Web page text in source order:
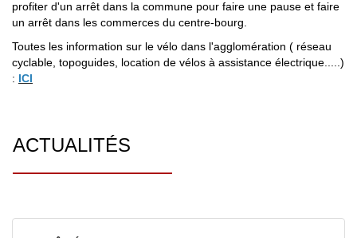
profiter d'un arrêt dans la commune pour faire une pause et faire
un arrêt dans les commerces du centre-bourg.
Toutes les information sur le vélo dans l'agglomération ( réseau
cyclable, topoguides, location de vélos à assistance électrique.....)
: ICI
ACTUALITÉS